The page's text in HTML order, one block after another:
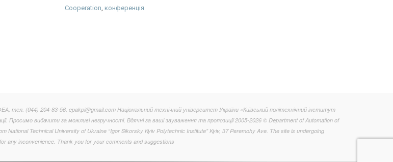
Cooperation конференція
(044) 204-83-56, epakpi@gmail.com Національний технічний університет України «Київський політехнічний інститут
Просимо вибачити за можливі незручності. Вдячні за ваші зауваження та пропозиції 2005-2026 © Department of Automation of
National Technical University of Ukraine “Igor Sikorsky Kyiv Polytechnic Institute” Kyiv, 37 Peremohy Ave. The site is undergoing
any inconvenience. Thank you for your comments and suggestions